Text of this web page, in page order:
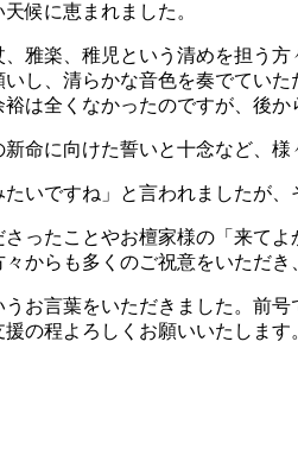
候に恵まれました。
雅楽、稚児という清めを担う
し、清らかな音色を奏でてい
は全くなかったのですが、後か
命に向けた誓いと十念など、様
いですね」と言われましたが
ったことやお檀家様の「来て
からも多くのご祝意をいただき
お言葉をいただきました。前
の程よろしくお願いいたします